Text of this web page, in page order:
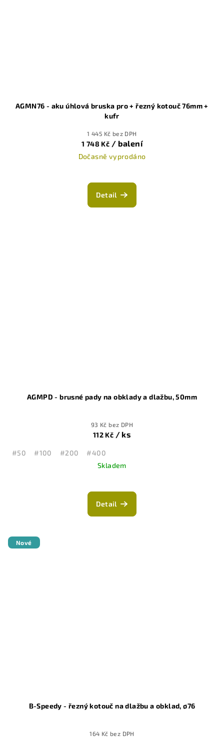
AGMN76 - aku úhlová bruska pro + řezný kotouč 76mm +
kufr
1 445 Kč bez DPH
1 748 Kč / balení
Dočasně vyprodáno
Detail
AGMPD - brusné pady na obklady a dlažbu, 50mm
93 Kč bez DPH
112 Kč / ks
#50 #100 #200
#400
Skladem
Detail
Nové
B-Speedy - řezný kotouč na dlažbu a obklad, ø76
164 Kč bez DPH